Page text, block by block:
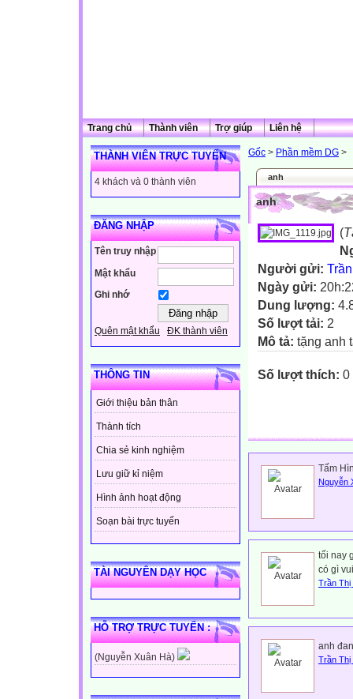
Trang chủ Thành viên Trợ giúp Liên hệ
THÀNH VIÊN TRỰC TUYẾN
4 khách và 0 thành viên
ĐĂNG NHẬP
Tên truy nhập
Mật khẩu
Ghi nhớ
Quên mật khẩu ĐK thành viên
THÔNG TIN
Giới thiệu bản thân
Thành tích
Chia sẻ kinh nghiệm
Lưu giữ kỉ niệm
Hình ảnh hoạt động
Soạn bài trực tuyến
TÀI NGUYÊN DẠY HỌC
HỖ TRỢ TRỰC TUYẾN :
(Nguyễn Xuân Hà)
Gốc > Phần mềm DG >
anh
anh
(
Người gửi:
Ngày gửi:
Dung lượng:
Số lượt tải: 2
Mô tả: tặng anh
Số lượt thích: 0
Tấm
Nguyễn
tối nay
có gì
Trần Thị
anh
Trần Thị